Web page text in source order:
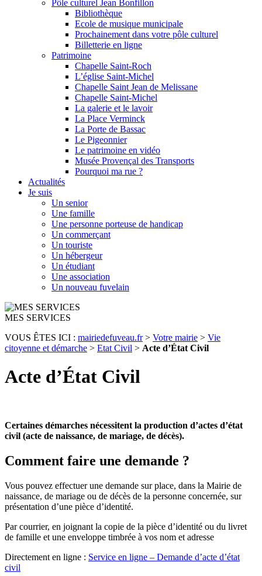
Pôle culturel Jean Bonfillon
Bibliothèque
Ecole de musique municipale
Prochainement dans votre pôle culturel
Billetterie en ligne
Patrimoine
Chapelle Saint-Roch
L’église Saint-Michel
Chapelle Saint Jean de Melissane
Chapelle Saint-Michel
La galerie et le lavoir
La Place Verminck
La Porte de Bassac
Le Pigeonnier
Le patrimoine en vidéo
Musée Provençal des Transports
Pourquoi ma rue ?
Actualités
Je suis
Un senior
Une famille
Une personne porteuse de handicap
Un commerçant
Un touriste
Un hébergeur
Un étudiant
Une association
Un nouveau fuvelain
MES SERVICES
VOUS ÊTES ICI : mairiedefuveau.fr> Votre mairie > Vie
citoyenne et démarche > Etat Civil > Acte d’État Civil
Acte d’État Civil
Certaines démarches nécessitent la production d’actes d’état
civil (acte de naissance, de mariage, de décès).
Comment faire une demande ?
Vous pouvez effectuer une demande sur place, dans la Mairie de
naissance, de mariage ou de décès de la personne concernée, sur
présentation d’une pièce d’identité.
Par courrier, en joignant la copie de la pièce d’identité ou du livret
de famille et une enveloppe timbrée à vos nom et adresse
Directement en ligne : Service en ligne – Demande d’acte d’état
civil